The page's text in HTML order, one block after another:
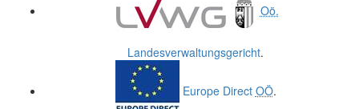
Oö.
Landesverwaltungsgericht.
Europe Direct OÖ.